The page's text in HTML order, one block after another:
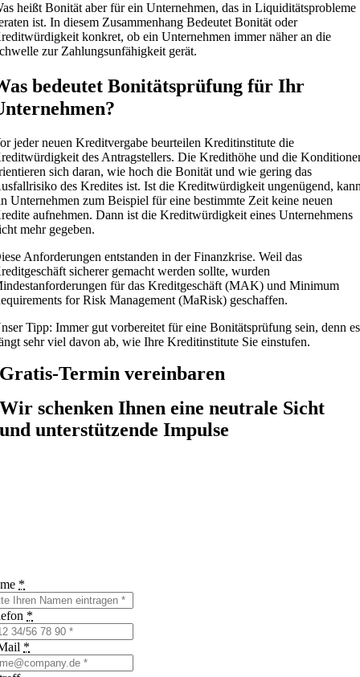
heißt Bonität aber für ein Unternehmen, das in Liquiditätsprobleme
ist. In diesem Zusammenhang Bedeutet Bonität oder
konkret, ob ein Unternehmen immer näher an die
zur Zahlungsunfähigkeit gerät.
bedeutet Bonitätsprüfung für Ihr
jeder neuen Kreditvergabe beurteilen Kreditinstitute die
des Antragstellers. Die Kredithöhe und die
sich daran, wie hoch die Bonität und wie gering das
des Kredites ist. Ist die Kreditwürdigkeit ungenügend,
Unternehmen zum Beispiel für eine bestimmte Zeit keine neuen
aufnehmen. Dann ist die Kreditwürdigkeit eines Unternehmens
mehr gegeben.
Anforderungen entstanden in der Finanzkrise. Weil das
sicherer gemacht werden sollte, wurden
für das Kreditgeschäft (MAK) und Minimum
for Risk Management (MaRisk) geschaffen.
Tipp: Immer gut vorbereitet für eine Bonitätsprüfung sein, denn es
sehr viel davon ab, wie Ihre Kreditinstitute Sie einstufen.
Gratis-Termin vereinbaren
Wir schenken Ihnen eine neutrale Sicht
und unterstützende Impulse
*
*
*